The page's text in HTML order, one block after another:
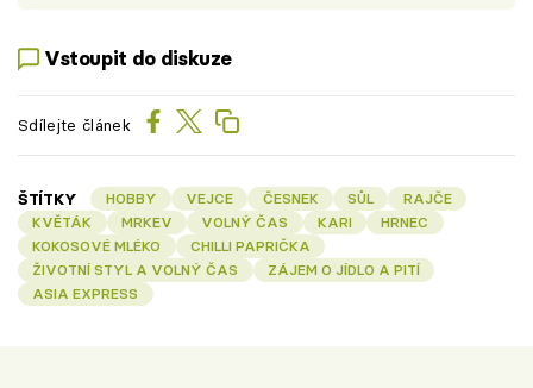
Vstoupit do diskuze
Sdílejte článek
ŠTÍTKY HOBBY VEJCE ČESNEK SŮL
RAJČE
KVĚTÁK
MRKEV VOLNÝ ČAS KARI
HRNEC
KOKOSOVÉ MLÉKO
CHILLI PAPRIČKA
ŽIVOTNÍ STYL A VOLNÝ ČAS
ZÁJEM O JÍDLO A PITÍ
ASIA EXPRESS